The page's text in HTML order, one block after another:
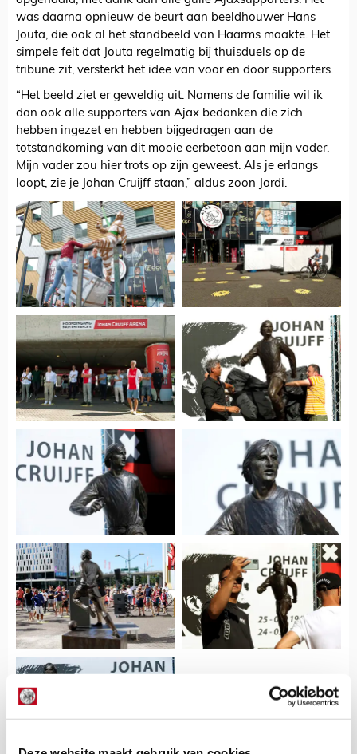
was daarna opnieuw de beurt aan beeldhouwer Hans
Jouta, die ook al het standbeeld van Haarms maakte. Het
simpele feit dat Jouta regelmatig bij thuisduels op de
tribune zit, versterkt het idee van voor en door supporters.
“Het beeld ziet er geweldig uit. Namens de familie wil ik
dan ook alle supporters van Ajax bedanken die zich
hebben ingezet en hebben bijgedragen aan de
totstandkoming van dit mooie eerbetoon aan mijn vader.
Mijn vader zou hier trots op zijn geweest. Als je erlangs
loopt, zie je Johan Cruijff staan,” aldus zoon Jordi.